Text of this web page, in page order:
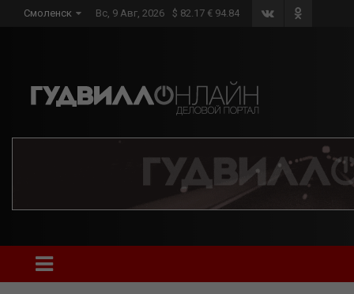
Смоленск Вс, 9 Авг, 2026 $ 82.17 € 94.84